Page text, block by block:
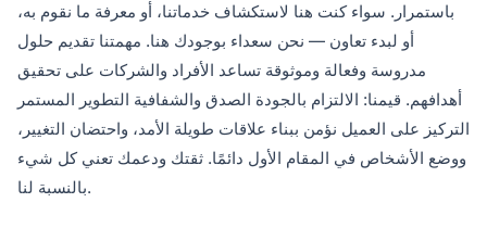
باستمرار. سواء كنت هنا لاستكشاف خدماتنا، أو معرفة ما نقوم به،
أو لبدء تعاون — نحن سعداء بوجودك هنا. مهمتنا تقديم حلول
مدروسة وفعالة وموثوقة تساعد الأفراد والشركات على تحقيق
أهدافهم. قيمنا: الالتزام بالجودة الصدق والشفافية التطوير المستمر
التركيز على العميل نؤمن ببناء علاقات طويلة الأمد، واحتضان التغيير،
ووضع الأشخاص في المقام الأول دائمًا. ثقتك ودعمك تعني كل شيء
بالنسبة لنا.